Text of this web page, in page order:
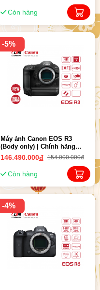
Còn hàng
-5%
Máy ảnh Canon EOS R3
(Body only) | Chính hãng
LBM
146.490.000đ 154.000.000đ
Còn hàng
-4%